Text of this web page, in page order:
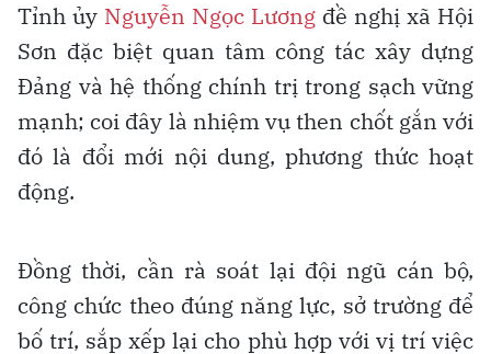
Tỉnh ủy Nguyễn Ngọc Lương đề nghị xã Hội
Sơn đặc biệt quan tâm công tác xây dựng
Đảng và hệ thống chính trị trong sạch vững
mạnh; coi đây là nhiệm vụ then chốt gắn với
đó là đổi mới nội dung, phương thức hoạt
động.
Đồng thời, cần rà soát lại đội ngũ cán bộ,
công chức theo đúng năng lực, sở trường để
bố trí, sắp xếp lại cho phù hợp với vị trí việc